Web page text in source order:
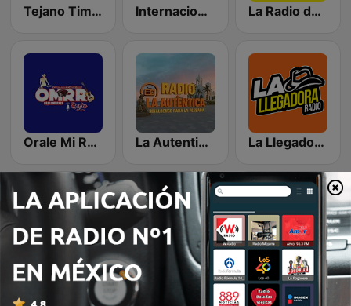
Tejano Time Radio Internacional Radio MX La Radio del Venadito
Orale Mi Raza Radio La Autentica Sinaloense La Llegadora Radio
Prisma Radio Radio Ranch